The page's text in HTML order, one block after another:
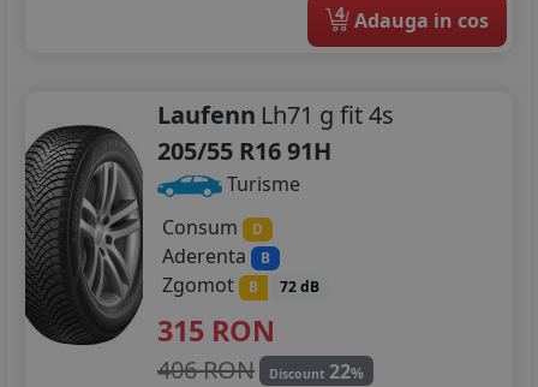
4 Adauga in cos
Laufenn Lh71 g fit 4s
205/55 R16 91H
Turisme
Consum
D
Aderenta B
Zgomot B 72 dB
315 RON
406 RON Discount 22%